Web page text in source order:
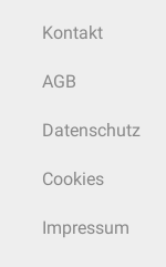
Kontakt
AGB
Datenschutz
Cookies
Impressum